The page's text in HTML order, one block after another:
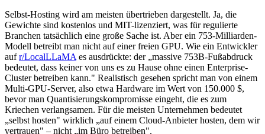
Selbst-Hosting wird am meisten übertrieben dargestellt. Ja, die
Gewichte sind kostenlos und MIT-lizenziert, was für regulierte
Branchen tatsächlich eine große Sache ist. Aber ein 753-Milliarden-
Modell betreibt man nicht auf einer freien GPU. Wie ein Entwickler
aufr/LocalLLaMA es ausdrückte: der „massive 753B-Fußabdruck
bedeutet, dass keiner von uns es zu Hause ohne einen Enterprise-
Cluster betreiben kann." Realistisch gesehen spricht man von einem
Multi-GPU-Server, also etwa Hardware im Wert von 150.000 $,
bevor man Quantisierungskompromisse eingeht, die es zum
Kriechen verlangsamen. Für die meisten Unternehmen bedeutet
„selbst hosten" wirklich „auf einem Cloud-Anbieter hosten, dem wir
vertrauen" – nicht „im Büro betreiben".